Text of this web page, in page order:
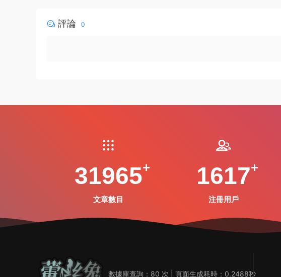
評論 0
31965
文章數目
1617
注冊用戶
數據庫查詢：80 次 | 頁面生成耗時：0.2488秒